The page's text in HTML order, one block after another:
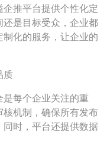
推平台提供个性化定
是目标受众，企业都
化的服务，让企业的
质
每个企业关注的重
机制，确保所有发布
时，平台还提供数据